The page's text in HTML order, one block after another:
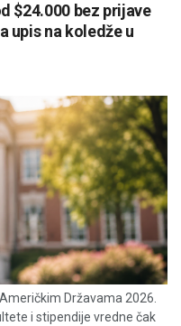
$24.000 bez prijave
upis na koledže u
Državama 2026.
i stipendije vredne čak